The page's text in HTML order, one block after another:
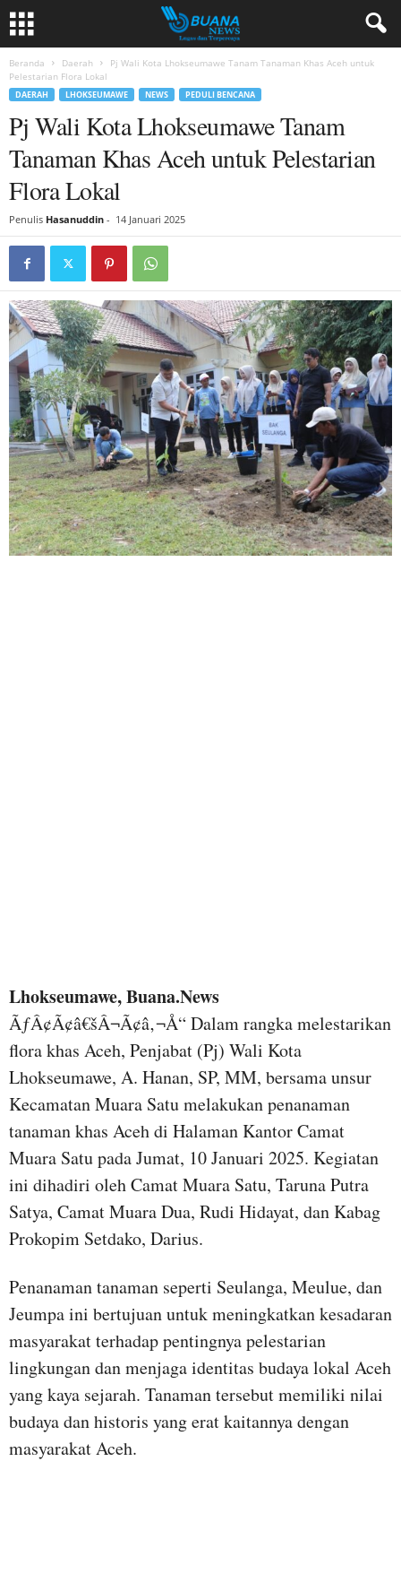
Beranda Daerah
Pj Wali Kota Lhokseumawe Tanam Tanaman Khas Aceh untuk
Pelestarian Flora Lokal
DAERAH LHOKSEUMAWE NEWS PEDULI BENCANA
Pj Wali Kota Lhokseumawe Tanam
Tanaman Khas Aceh untuk Pelestarian
Flora Lokal
Penulis Hasanuddin - 14 Januari 2025
Lhokseumawe, Buana.News
ÃƒÂ¢Ã¢â€šÂ¬Ã¢â‚¬Å“ Dalam rangka melestarikan
flora khas Aceh, Penjabat (Pj) Wali Kota
Lhokseumawe, A. Hanan, SP, MM, bersama unsur
Kecamatan Muara Satu melakukan penanaman
tanaman khas Aceh di Halaman Kantor Camat
Muara Satu pada Jumat, 10 Januari 2025. Kegiatan
ini dihadiri oleh Camat Muara Satu, Taruna Putra
Satya, Camat Muara Dua, Rudi Hidayat, dan Kabag
Prokopim Setdako, Darius.
Penanaman tanaman seperti Seulanga, Meulue, dan
Jeumpa ini bertujuan untuk meningkatkan kesadaran
masyarakat terhadap pentingnya pelestarian
lingkungan dan menjaga identitas budaya lokal Aceh
yang kaya sejarah. Tanaman tersebut memiliki nilai
budaya dan historis yang erat kaitannya dengan
masyarakat Aceh.